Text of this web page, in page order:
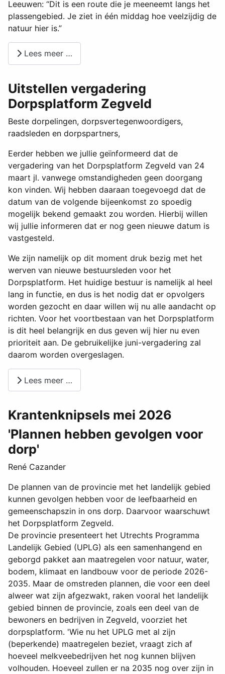
Leeuwen: “Dit is een route die je meeneemt langs het
plassengebied. Je ziet in één middag hoe veelzijdig de
natuur hier is.”
Lees meer …
Uitstellen vergadering
Dorpsplatform Zegveld
Beste dorpelingen, dorpsvertegenwoordigers,
raadsleden en dorpspartners,
Eerder hebben we jullie geïnformeerd dat de
vergadering van het Dorpsplatform Zegveld van 24
maart jl. vanwege omstandigheden geen doorgang
kon vinden. Wij hebben daaraan toegevoegd dat de
datum van de volgende bijeenkomst zo spoedig
mogelijk bekend gemaakt zou worden. Hierbij willen
wij jullie informeren dat er nog geen nieuwe datum is
vastgesteld.
We zijn namelijk op dit moment druk bezig met het
werven van nieuwe bestuursleden voor het
Dorpsplatform. Het huidige bestuur is namelijk al heel
lang in functie, en dus is het nodig dat er opvolgers
worden gezocht en daar willen wij nu alle aandacht op
richten. Voor het voortbestaan van het Dorpsplatform
is dit heel belangrijk en dus geven wij hier nu even
prioriteit aan. De gebruikelijke juni-vergadering zal
daarom worden overgeslagen.
Lees meer …
Krantenknipsels mei 2026
'Plannen hebben gevolgen voor
dorp'
René Cazander
De plannen van de provincie met het landelijk gebied
kunnen gevolgen hebben voor de leefbaarheid en
gemeenschapszin in ons dorp. Daarvoor waarschuwt
het Dorpsplatform Zegveld.
De provincie presenteert het Utrechts Programma
Landelijk Gebied (UPLG) als een samenhangend en
geborgd pakket aan maatregelen voor natuur, water,
bodem, klimaat en landbouw voor de periode 2026-
2035. Maar de omstreden plannen, die voor een deel
alweer wat zijn afgezwakt, raken vooral het landelijk
gebied binnen de provincie, zoals een deel van de
bewoners en bedrijven in Zegveld, voorziet het
dorpsplatform. 'Wie nu het UPLG met al zijn
(beperkende) maatregelen beziet, vraagt zich af
hoeveel melkveebedrijven het nog kunnen blijven
volhouden. Hoeveel zullen er na 2035 nog over zijn in